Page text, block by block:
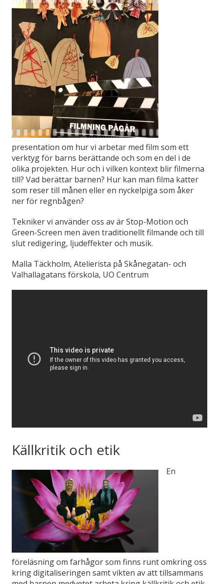
presentation om hur vi arbetar med film som ett
verktyg för barns berättande och som en del i de
olika projekten. Hur och i vilken kontext blir filmerna
till? Vad berättar barnen? Hur kan man filma katter
som reser till månen eller en nyckelpiga som åker
ner för regnbågen?
Tekniker vi använder oss av är Stop-Motion och
Green-Screen men även traditionellt filmande och till
slut redigering, ljudeffekter och musik.
Malla Täckholm, Atelierista på Skånegatan- och
Valhallagatans förskola, UO Centrum
Källkritik och etik
En
föreläsning om farhågor som finns runt omkring oss
kring digitaliseringen samt vikten av att tillsammans